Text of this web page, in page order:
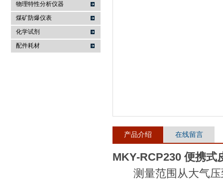
物理特性分析仪器
煤矿防爆仪表
化学试剂
配件耗材
产品介绍 在线留言
MKY-RCP230 便携式
测量范围从大气压